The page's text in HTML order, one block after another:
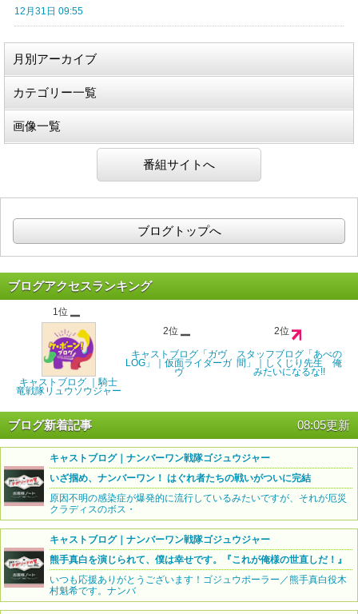
12月31日 09:55
月別アーカイブ
カテゴリー一覧
画像一覧
番組サイトへ
ブログトップへ
ブログアクセスランキング
1位
キャストブログ ｜騎士
竜戦隊リュウソウジャー
2位
キャストブログ「ガヴ
LOG」｜仮面ライダーガ
ヴ
2位
スタッフブログ「あべの
間」｜しくじり先生 俺
みたいになるな!!
ブログ新着記事 08:05更新
キャストブログ｜ナンバーワン戦隊ゴジュウジャー
いざ掴め、ナンバーワン！ はぐれ者たちの戦いがついに完結
原因不明の感染症が爆発的に流行しているみたいですが、それが厄災
クラディスのボス・
キャストブログ｜ナンバーワン戦隊ゴジュウジャー
熊手真白を演じられて、僕は幸せです。『これが俺様の世直しだ！』
いつも応援ありがとうございます！ゴジュウポーラー／熊手真白役木
村魁希です。ナンバ